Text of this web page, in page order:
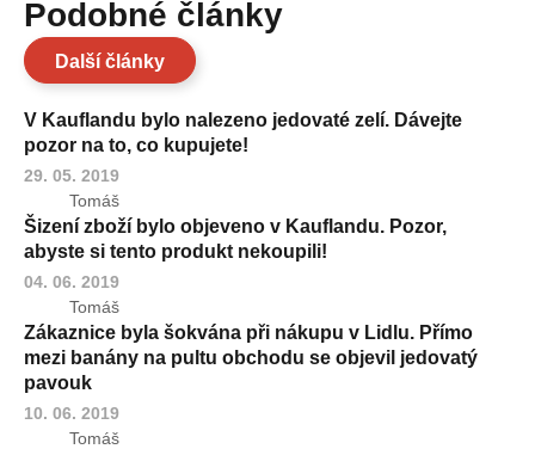
Podobné články
Další články
V Kauflandu bylo nalezeno jedovaté zelí. Dávejte
pozor na to, co kupujete!
29. 05. 2019
Tomáš
Šizení zboží bylo objeveno v Kauflandu. Pozor,
abyste si tento produkt nekoupili!
04. 06. 2019
Tomáš
Zákaznice byla šokvána při nákupu v Lidlu. Přímo
mezi banány na pultu obchodu se objevil jedovatý
pavouk
10. 06. 2019
Tomáš